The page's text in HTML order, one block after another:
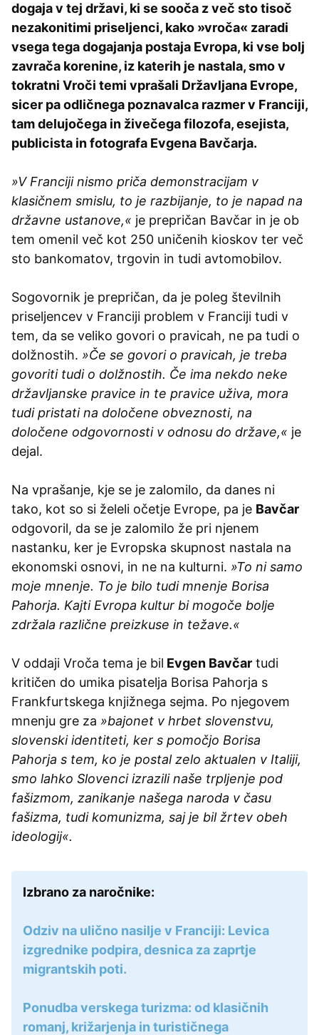
dogaja v tej državi, ki se sooča z več sto tisoč
nezakonitimi priseljenci, kako »vroča« zaradi
vsega tega dogajanja postaja Evropa, ki vse bolj
zavrača korenine, iz katerih je nastala, smo v
tokratni Vroči temi vprašali Državljana Evrope,
sicer pa odličnega poznavalca razmer v Franciji,
tam delujočega in živečega filozofa, esejista,
publicista in fotografa Evgena Bavčarja.
»V Franciji nismo priča demonstracijam v
klasičnem smislu, to je razbijanje, to je napad na
državne ustanove,« je prepričan Bavčar in je ob
tem omenil več kot 250 uničenih kioskov ter več
sto bankomatov, trgovin in tudi avtomobilov.
Sogovornik je prepričan, da je poleg številnih
priseljencev v Franciji problem v Franciji tudi v
tem, da se veliko govori o pravicah, ne pa tudi o
dolžnostih. »Če se govori o pravicah, je treba
govoriti tudi o dolžnostih. Če ima nekdo neke
državljanske pravice in te pravice uživa, mora
tudi pristati na določene obveznosti, na
določene odgovornosti v odnosu do države,« je
dejal.
Na vprašanje, kje se je zalomilo, da danes ni
tako, kot so si želeli očetje Evrope, pa je Bavčar
odgovoril, da se je zalomilo že pri njenem
nastanku, ker je Evropska skupnost nastala na
ekonomski osnovi, in ne na kulturni. »To ni samo
moje mnenje. To je bilo tudi mnenje Borisa
Pahorja. Kajti Evropa kultur bi mogoče bolje
zdržala različne preizkuse in težave.«
V oddaji Vroča tema je bil Evgen Bavčar tudi
kritičen do umika pisatelja Borisa Pahorja s
Frankfurtskega knjižnega sejma. Po njegovem
mnenju gre za »bajonet v hrbet slovenstvu,
slovenski identiteti, ker s pomočjo Borisa
Pahorja s tem, ko je postal zelo aktualen v Italiji,
smo lahko Slovenci izrazili naše trpljenje pod
fašizmom, zanikanje našega naroda v času
fašizma, tudi komunizma, saj je bil žrtev obeh
ideologij«.
Izbrano za naročnike:
Odziv na ulično nasilje v Franciji: Levica
izgrednike podpira, desnica za zaprtje
migrantskih poti.
Ponudba verskega turizma: od klasičnih
romanj, križarjenja in turističnega